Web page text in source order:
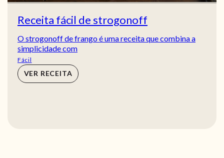
Receita fácil de strogonoff
O strogonoff de frango é uma receita que combina a
simplicidade com
Fácil
VER RECEITA